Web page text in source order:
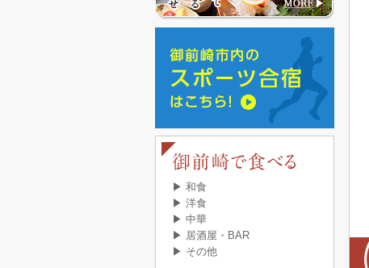
▶ 和食
▶ 洋食
▶ 中華
▶ 居酒屋・BAR
▶ その他